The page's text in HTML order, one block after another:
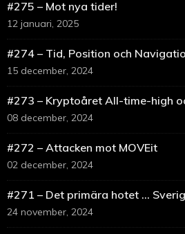
#275 – Mot nya tider!
12 januari, 2025
#274 – Tid, Position och
15 december, 2024
#273 – Kryptoåret All-time-high
08 december, 2024
#272 – Attacken mot MOVEit
02 december, 2024
#271 – Det primära hotet …
24 november, 2024